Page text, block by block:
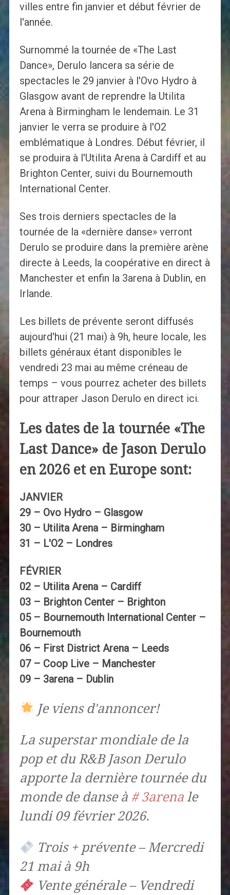
villes entre fin janvier et début février de
l'année.
Surnommé la tournée de «The Last
Dance», Derulo lancera sa série de
spectacles le 29 janvier à l'Ovo Hydro à
Glasgow avant de reprendre la Utilita
Arena à Birmingham le lendemain. Le 31
janvier le verra se produire à l'O2
emblématique à Londres. Début février, il
se produira à l'Utilita Arena à Cardiff et au
Brighton Center, suivi du Bournemouth
International Center.
Ses trois derniers spectacles de la
tournée de la «dernière danse» verront
Derulo se produire dans la première arène
directe à Leeds, la coopérative en direct à
Manchester et enfin la 3arena à Dublin, en
Irlande.
Les billets de prévente seront diffusés
aujourd'hui (21 mai) à 9h, heure locale, les
billets généraux étant disponibles le
vendredi 23 mai au même créneau de
temps – vous pourrez acheter des billets
pour attraper Jason Derulo en direct ici.
Les dates de la tournée «The
Last Dance» de Jason Derulo
en 2026 et en Europe sont:
JANVIER
29 – Ovo Hydro – Glasgow
30 – Utilita Arena – Birmingham
31 – L'O2 – Londres
FÉVRIER
02 – Utilita Arena – Cardiff
03 – Brighton Center – Brighton
05 – Bournemouth International Center –
Bournemouth
06 – First District Arena – Leeds
07 – Coop Live – Manchester
09 – 3arena – Dublin
Je viens d'annoncer!
La superstar mondiale de la
pop et du R&B Jason Derulo
apporte la dernière tournée du
monde de danse à # 3arenale
lundi 09 février 2026.
Trois + prévente – Mercredi
21 mai à 9h
Vente générale – Vendredi